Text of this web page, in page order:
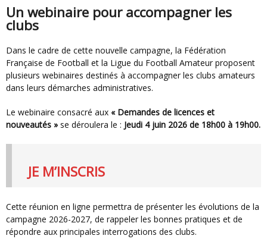
Un webinaire pour accompagner les
clubs
Dans le cadre de cette nouvelle campagne, la Fédération
Française de Football et la Ligue du Football Amateur proposent
plusieurs webinaires destinés à accompagner les clubs amateurs
dans leurs démarches administratives.
Le webinaire consacré aux « Demandes de licences et
nouveautés » se déroulera le : Jeudi 4 juin 2026 de 18h00 à 19h00.
JE M’INSCRIS
Cette réunion en ligne permettra de présenter les évolutions de la
campagne 2026-2027, de rappeler les bonnes pratiques et de
répondre aux principales interrogations des clubs.